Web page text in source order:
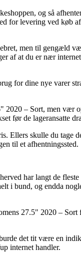
og så
for levering ved køb
men til gengæld
af at du er nær
for dine nye varer
2020 – Sort, men vær
før de lageransatte
Ellers skulle du tage
til et afhentningssted.
har langt de fleste
i bund, og endda
27.5" 2020 – Sort
det tit være en
internet handler.